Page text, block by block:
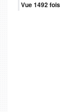
Vue 1492 fois